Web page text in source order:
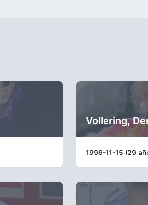
Vollering,
1996-11-15 (29